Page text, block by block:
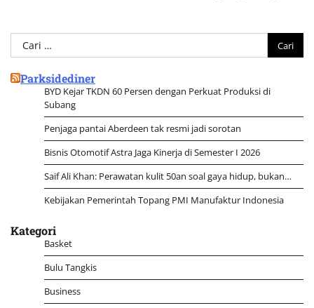
Cari
untuk:
Parksidediner
BYD Kejar TKDN 60 Persen dengan Perkuat Produksi di
Subang
Penjaga pantai Aberdeen tak resmi jadi sorotan
Bisnis Otomotif Astra Jaga Kinerja di Semester I 2026
Saif Ali Khan: Perawatan kulit 50an soal gaya hidup, bukan…
Kebijakan Pemerintah Topang PMI Manufaktur Indonesia
Kategori
Basket
Bulu Tangkis
Business